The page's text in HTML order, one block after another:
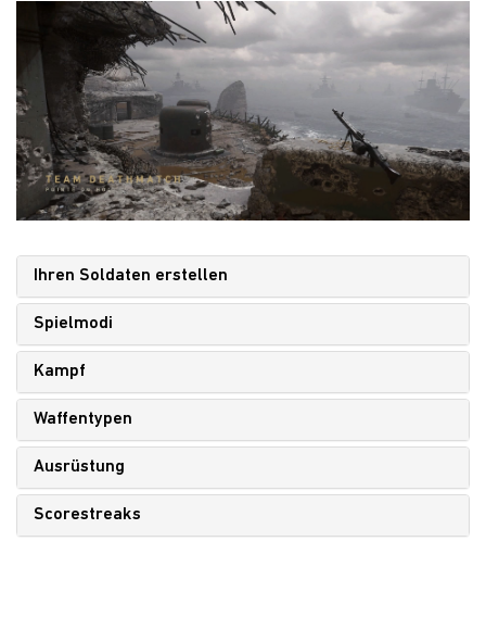
Ihren Soldaten erstellen
Spielmodi
Kampf
Waffentypen
Ausrüstung
Scorestreaks